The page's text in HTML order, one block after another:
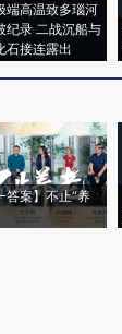
端高温致多瑙河
纪录 二战沉船与
石接连露出
答案】不止“养